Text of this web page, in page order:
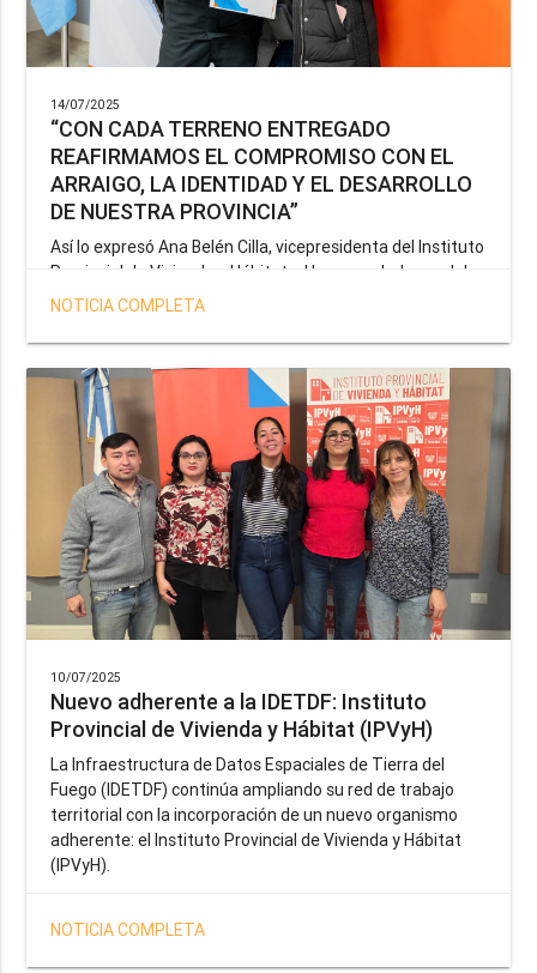
14/07/2025
“CON CADA TERRENO ENTREGADO
REAFIRMAMOS EL COMPROMISO CON EL
ARRAIGO, LA IDENTIDAD Y EL DESARROLLO
DE NUESTRA PROVINCIA”
Así lo expresó Ana Belén Cilla, vicepresidenta del Instituto
Provincial de Vivienda y Hábitat, al hacer un balance del
trabajo del organismo en el marco de la operatoria
salud y seguridad impulsada por el gobernador Gustavo
Melella.
NOTICIA COMPLETA
10/07/2025
Nuevo adherente a la IDETDF: Instituto
Provincial de Vivienda y Hábitat (IPVyH)
La Infraestructura de Datos Espaciales de Tierra del
Fuego (IDETDF) continúa ampliando su red de trabajo
territorial con la incorporación de un nuevo organismo
adherente: el Instituto Provincial de Vivienda y Hábitat
(IPVyH).
NOTICIA COMPLETA